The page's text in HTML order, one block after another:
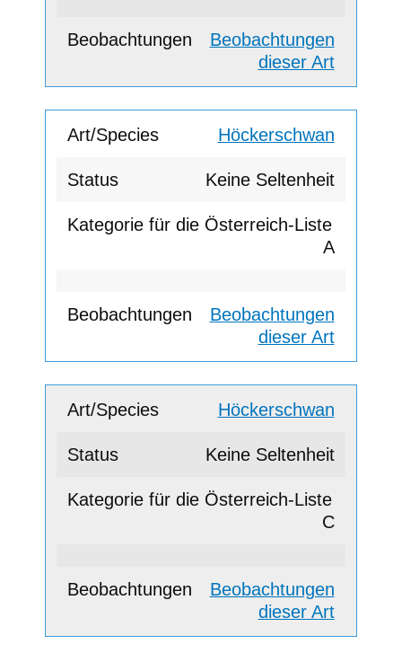
Beobachtungen
dieser Art
Höckerschwan
Keine Seltenheit
A
Beobachtungen
dieser Art
Höckerschwan
Keine Seltenheit
C
Beobachtungen
dieser Art